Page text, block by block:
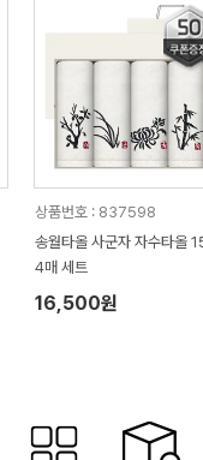
상품번호 : 837598
송월타올 사군자 자수타올
4매 세트
16,500원